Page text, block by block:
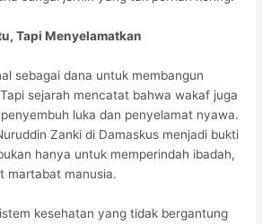
Tapi Menyelamatkan
sebagai dana untuk membangun
sejarah mencatat bahwa wakaf juga
luka dan penyelamat nyawa.
Zanki di Damaskus menjadi bukti
hanya untuk memperindah ibadah,
martabat manusia.
kesehatan yang tidak bergantung